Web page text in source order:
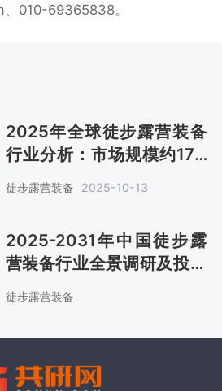
010-69365838。
2025年全球徒步露营装备
行业分析：市场规模约17.6
亿美元 服装处于主导地位
[图]
徒步露营装备 2025-10-13
2025-2031年中国徒步露
营装备行业全景调研及投资
徒步露营装备